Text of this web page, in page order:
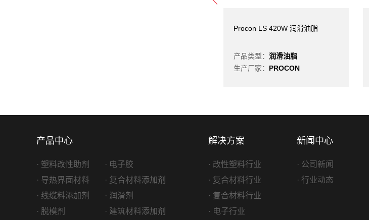
Procon LS 420W 润滑油脂
产品类型： 润滑油脂
生产厂家： PROCON
产品中心
· 塑料改性助剂
· 电子胶
· 导热界面材料
· 复合材料添加剂
· 线缆料添加剂
· 润滑剂
· 脱模剂
· 建筑材料添加剂
解决方案
· 改性塑料行业
· 复合材料行业
· 复合材料行业
· 电子行业
新闻中心
· 公司新闻
· 行业动态